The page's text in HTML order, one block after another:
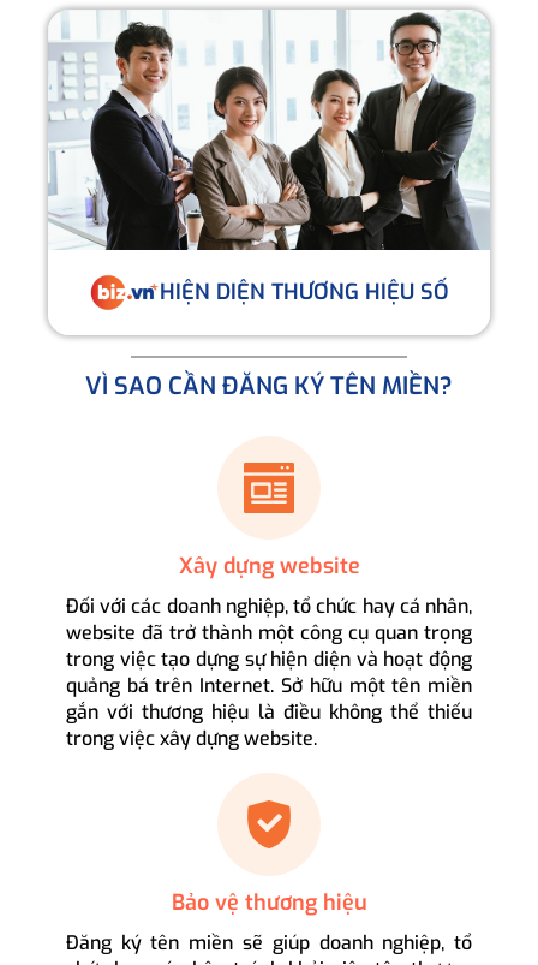
HIỆN DIỆN THƯƠNG HIỆU SỐ
VÌ SAO CẦN ĐĂNG KÝ TÊN MIỀN?
Xây dựng website
Đối với các doanh nghiệp, tổ chức hay cá nhân,
website đã trở thành một công cụ quan trọng
trong việc tạo dựng sự hiện diện và hoạt động
quảng bá trên Internet. Sở hữu một tên miền
gắn với thương hiệu là điều không thể thiếu
trong việc xây dựng website.
Bảo vệ thương hiệu
Đăng ký tên miền sẽ giúp doanh nghiệp, tổ